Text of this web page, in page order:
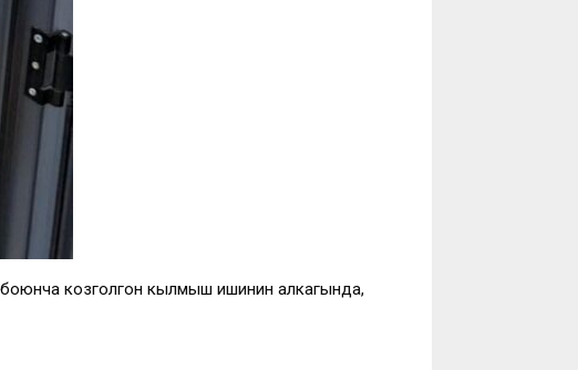
козголгон кылмыш ишинин алкагында,